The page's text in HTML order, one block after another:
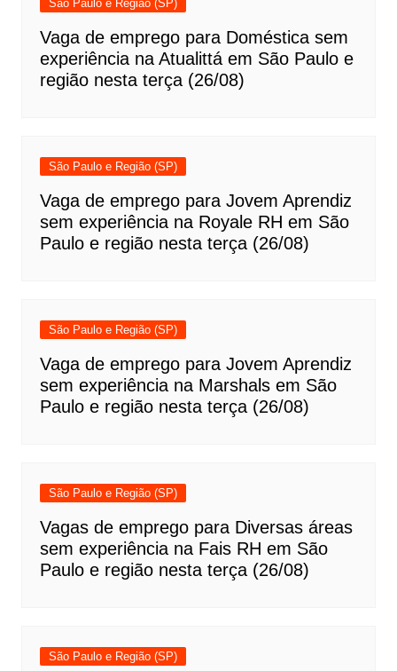
São Paulo e Região (SP)
Vaga de emprego para Doméstica sem
experiência na Atualittá em São Paulo e
região nesta terça (26/08)
São Paulo e Região (SP)
Vaga de emprego para Jovem Aprendiz
sem experiência na Royale RH em São
Paulo e região nesta terça (26/08)
São Paulo e Região (SP)
Vaga de emprego para Jovem Aprendiz
sem experiência na Marshals em São
Paulo e região nesta terça (26/08)
São Paulo e Região (SP)
Vagas de emprego para Diversas áreas
sem experiência na Fais RH em São
Paulo e região nesta terça (26/08)
São Paulo e Região (SP)